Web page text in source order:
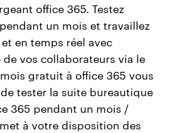
office 365. Testez
un mois et travaillez
en temps réel avec
de vos collaborateurs via le
gratuit à office 365 vous
tester la suite bureautique
365 pendant un mois /
à votre disposition des